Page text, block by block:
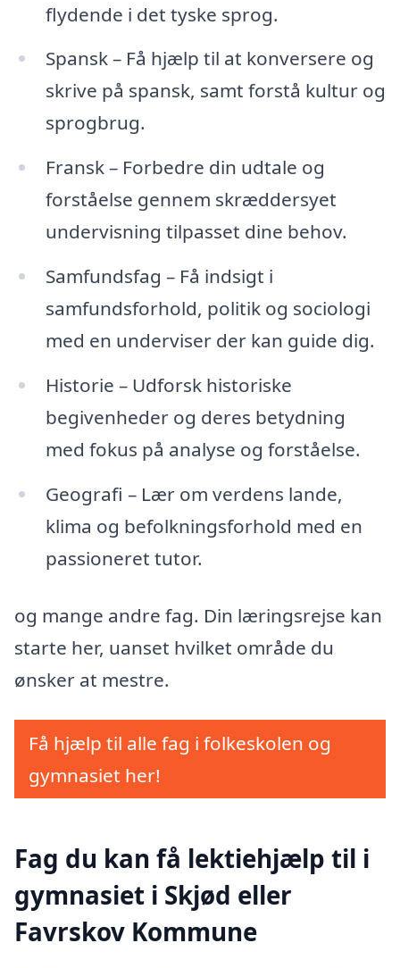
flydende i det tyske sprog.
Spansk – Få hjælp til at konversere og
skrive på spansk, samt forstå kultur og
sprogbrug.
Fransk – Forbedre din udtale og
forståelse gennem skræddersyet
undervisning tilpasset dine behov.
Samfundsfag – Få indsigt i
samfundsforhold, politik og sociologi
med en underviser der kan guide dig.
Historie – Udforsk historiske
begivenheder og deres betydning
med fokus på analyse og forståelse.
Geografi – Lær om verdens lande,
klima og befolkningsforhold med en
passioneret tutor.
og mange andre fag. Din læringsrejse kan
starte her, uanset hvilket område du
ønsker at mestre.
Få hjælp til alle fag i folkeskolen og
gymnasiet her!
Fag du kan få lektiehjælp til i
gymnasiet i Skjød eller
Favrskov Kommune